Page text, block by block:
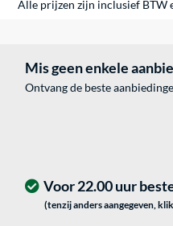
Alle prijzen zijn inclusief BTW
Mis geen enkele
Ontvang de beste
Voor 22.00 uur
(tenzij anders aangegeven,